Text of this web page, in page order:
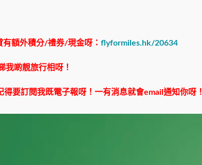
額外積分/禮券/現金呀： flyformiles.hk/20634
我啲靚旅行相呀！
要訂閱我既電子報呀！一有消息就會email通知你呀！